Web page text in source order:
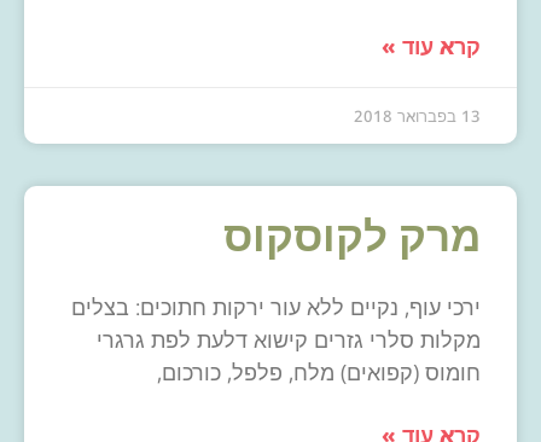
קרא עוד »
13 בפברואר 2018
מרק לקוסקוס
ירכי עוף, נקיים ללא עור ירקות חתוכים: בצלים
מקלות סלרי גזרים קישוא דלעת לפת גרגרי
חומוס (קפואים) מלח, פלפל, כורכום,
קרא עוד »